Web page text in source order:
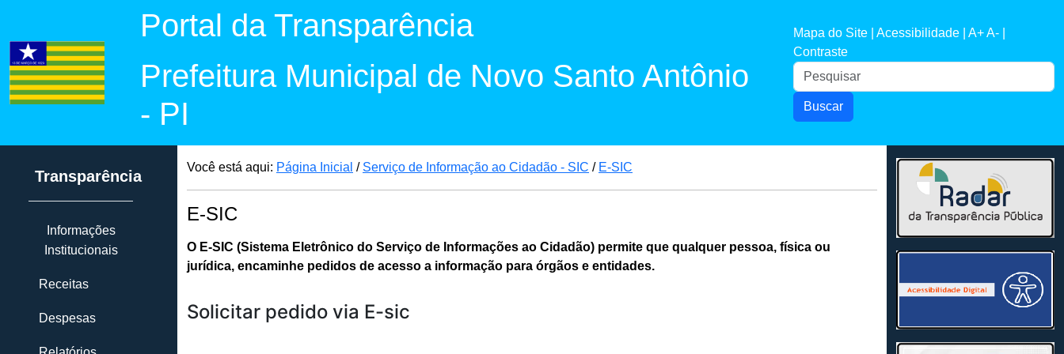
Portal da Transparência
Prefeitura Municipal de Novo Santo Antônio
- PI
Mapa do Site | Acessibilidade | A+A- |
Contraste
Buscar
Transparência
Informações
Institucionais
Receitas
Despesas
Você está aqui: Página Inicial / Serviço de Informação ao Cidadão - SIC / E-SIC
E-SIC
O E-SIC (Sistema Eletrônico do Serviço de Informações ao Cidadão) permite que qualquer pessoa, física ou
jurídica, encaminhe pedidos de acesso a informação para órgãos e entidades.